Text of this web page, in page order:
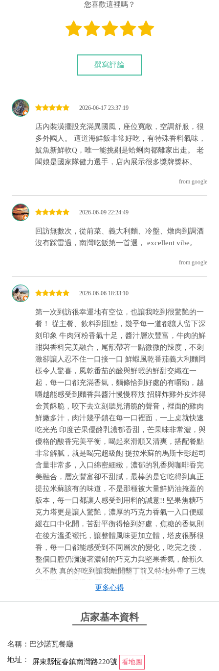
您喜歡這裡嗎？
撰寫評論
2026-06-17 23:37:19
店內裝潢擺設充滿異國風，座位寬敞，空調舒服，很
多外國人。 這道海鮮飯非常好吃，有特殊香料氣味，
魷魚新鮮軟Q，唯一能挑剔是蛤蜊肉都離家出走。 老
闆娘是國家隊健力選手，店內展示很多獎牌獎杯。
from google
2026-06-09 22:24:49
回訪無數次，從前菜、義大利麵、冷盤、燉肉到調酒
沒有踩雷過，南灣吃飯第一首選， excellent vibe。
from google
2026-06-06 18:33:10
第一次到訪很幸運地有空位，也讓我吃到很驚艷的一
餐！ 從主餐、飲料到甜點，幾乎每一道都讓人留下深
刻印象 牛肉河粉香氣十足，醬汁層次豐富，牛肉的鮮
甜與香料完美融合，尾韻帶著一點微微的辣度，不刺
激卻讓人忍不住一口接一口 鮮蝦風乾番茄義大利麵同
樣令人驚喜，風乾番茄的酸與鮮蝦的鮮甜交織在一
起，每一口都充滿香氣，麵條恰到好處的有嚼勁，越
嚼越能感受到麵香與醬汁慢慢釋放 招牌炸雞外皮炸得
金黃酥脆，咬下去立刻聽見清脆的聲音，裡面的雞肉
鮮嫩多汁，肉汁幾乎鎖在每一口裡面，一上桌就快速
吃光光 印度芒果優酪乳濃郁香甜，芒果味非常濃，與
優格的酸香完美平衡，喝起來滑順又清爽，搭配餐點
非常解膩，就是喝完超級飽 提拉米蘇的馬斯卡彭起司
含量非常多，入口綿密細緻，濃郁的乳香與咖啡香完
美融合，層次豐富卻不甜膩，最棒的是它吃得到真正
提拉米蘇該有的味道，不是那種被大量鮮奶油掩蓋的
版本，每一口都讓人感受到用料的誠意!! 堅果焦糖巧
克力塔更是讓人驚艷，濃厚的巧克力香氣一入口便緩
緩在口中化開，苦甜平衡得恰到好處，焦糖的香氣則
在後方溫柔襯托，讓整體風味更加立體，塔皮很酥很
香，每一口都能感受到不同層次的變化，吃完之後，
整個口腔仍瀰漫著濃郁的巧克力與堅果香氣，餘韻久
久不散 真的好吃到讓我離開墾丁前又特地外帶了三塊
甜點回北部慢慢享用，下次一定會再回訪!!
from google
看網路介紹是法國人開的。 今日來品嚐看看。 有異
更多心得
店家基本資料
名稱：巴沙諾瓦餐廳
地址：
屏東縣恆春鎮南灣路220號 看地圖